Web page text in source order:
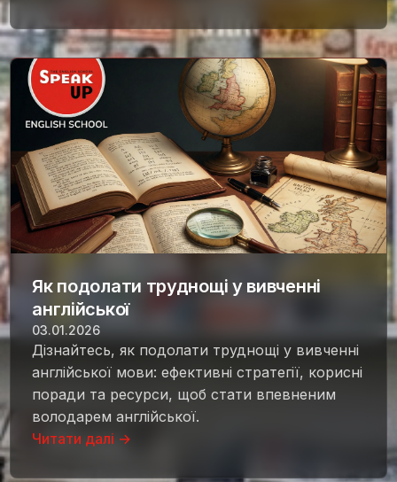
Як подолати труднощі у вивченні
англійської
03.01.2026
Дізнайтесь, як подолати труднощі у вивченні
англійської мови: ефективні стратегії, корисні
поради та ресурси, щоб стати впевненим
володарем англійської.
Читати далі →